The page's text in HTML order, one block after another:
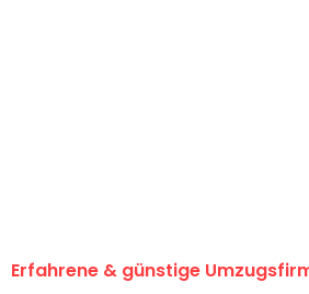
Erfahrene & günstige